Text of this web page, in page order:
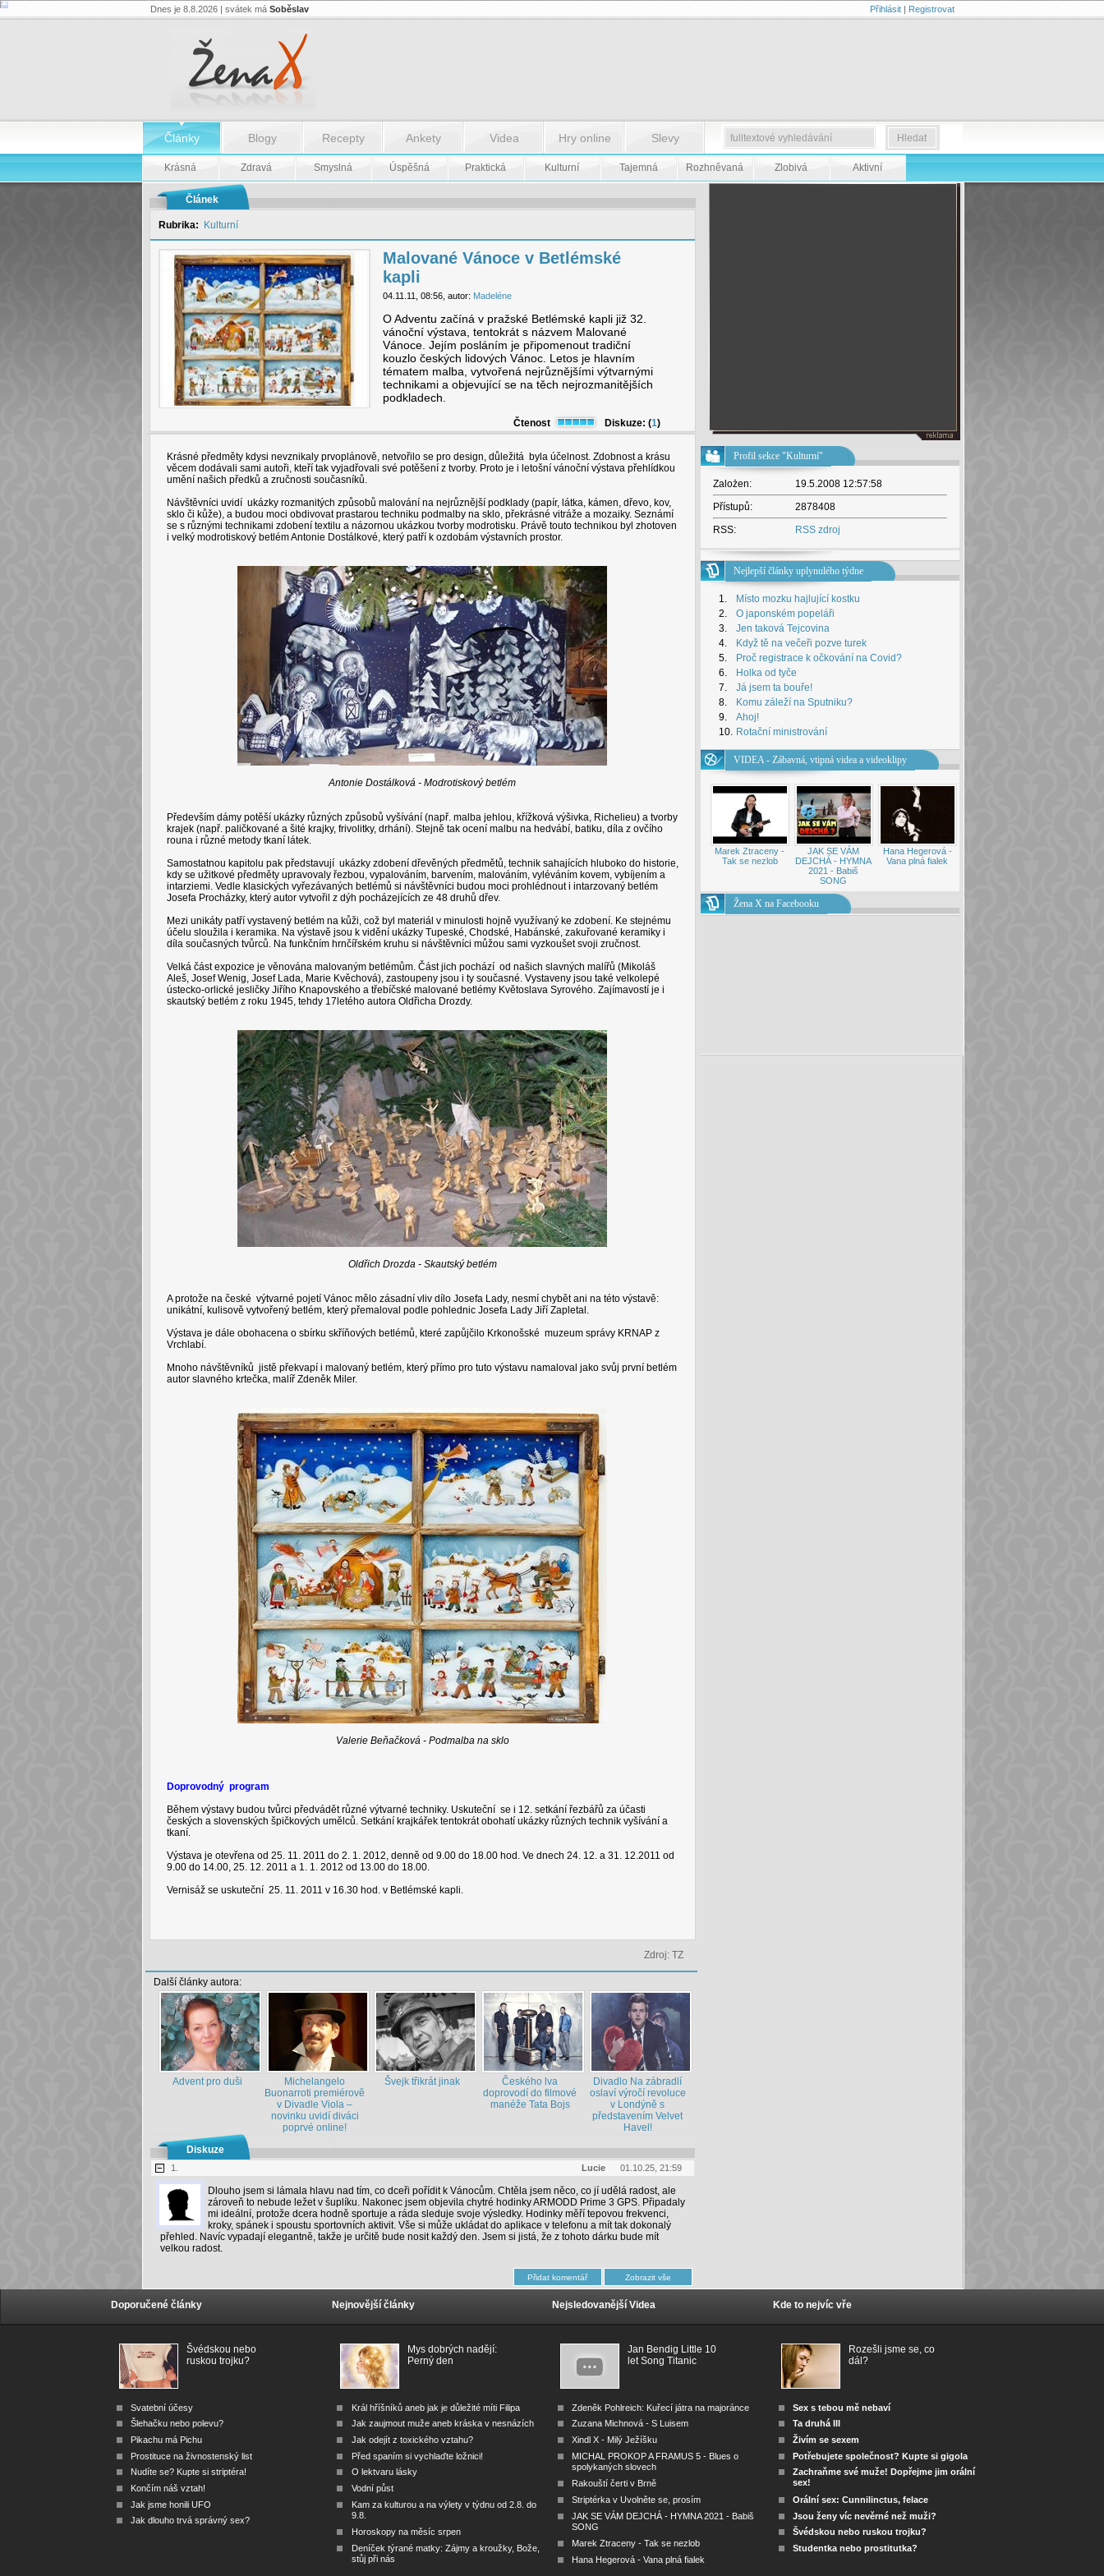
Malované
v
Dnes je 8.8.2026 | svátek má Soběslav Přihlásit| Registrovat
Články Blogy Recepty Ankety Videa Hry online Slevy
Krásná Zdravá Smyslná Úspěšná Praktická Kulturní Tajemná Rozhněvaná Zlobivá Aktivní
Článek
Rubrika: Kulturní
Malované Vánoce v Betlémské
kapli
04.11.11, 08:56, autor: Madeléne
O Adventu začíná v pražské Betlémské kapli již 32.
vánoční výstava, tentokrát s názvem Malované
Vánoce. Jejím posláním je připomenout tradiční
kouzlo českých lidových Vánoc. Letos je hlavním
tématem malba, vytvořená nejrůznějšími výtvarnými
technikami a objevující se na těch nejrozmanitějších
podkladech.
Čtenost Diskuze: (1)
Krásné předměty kdysi nevznikaly prvoplánově, netvořilo se pro design, důležitá byla účelnost. Zdobnost a krásu
věcem dodávali sami autoři, kteří tak vyjadřovali své potěšení z tvorby. Proto je i letošní vánoční výstava přehlídkou
umění našich předků a zručnosti současníků.
Návštěvníci uvidí ukázky rozmanitých způsobů malování na nejrůznější podklady (papír, látka, kámen, dřevo, kov,
sklo či kůže), a budou moci obdivovat prastarou techniku podmalby na sklo, překrásné vitráže a mozaiky. Seznámí
se s různými technikami zdobení textilu a názornou ukázkou tvorby modrotisku. Právě touto technikou byl zhotoven
i velký modrotiskový betlém Antonie Dostálkové, který patří k ozdobám výstavních prostor.
Antonie Dostálková - Modrotiskový betlém
Především dámy potěší ukázky různých způsobů vyšívání (např. malba jehlou, křížková výšivka, Richelieu) a tvorby
krajek (např. paličkované a šité krajky, frivolitky, drhání). Stejně tak ocení malbu na hedvábí, batiku, díla z ovčího
rouna i různé metody tkaní látek.
Samostatnou kapitolu pak představují ukázky zdobení dřevěných předmětů, technik sahajících hluboko do historie,
kdy se užitkové předměty upravovaly řezbou, vypalováním, barvením, malováním, vyléváním kovem, vybíjením a
intarziemi. Vedle klasických vyřezávaných betlémů si návštěvníci budou moci prohlédnout i intarzovaný betlém
Josefa Procházky, který autor vytvořil z dýh pocházejících ze 48 druhů dřev.
Mezi unikáty patří vystavený betlém na kůži, což byl materiál v minulosti hojně využívaný ke zdobení. Ke stejnému
účelu sloužila i keramika. Na výstavě jsou k vidění ukázky Tupeské, Chodské, Habánské, zakuřované keramiky i
díla současných tvůrců. Na funkčním hrnčířském kruhu si návštěvníci můžou sami vyzkoušet svoji zručnost.
Velká část expozice je věnována malovaným betlémům. Část jich pochází od našich slavných malířů (Mikoláš
Aleš, Josef Wenig, Josef Lada, Marie Kvěchová), zastoupeny jsou i ty současné. Vystaveny jsou také velkolepé
ústecko-orlické jesličky Jiřího Knapovského a třebíčské malované betlémy Květoslava Syrového. Zajímavostí je i
skautský betlém z roku 1945, tehdy 17letého autora Oldřicha Drozdy.
Oldřich Drozda - Skautský betlém
A protože na české výtvarné pojetí Vánoc mělo zásadní vliv dílo Josefa Lady, nesmí chybět ani na této výstavě:
unikátní, kulisově vytvořený betlém, který přemaloval podle pohlednic Josefa Lady Jiří Zapletal.
Výstava je dále obohacena o sbírku skříňových betlémů, které zapůjčilo Krkonošské muzeum správy KRNAP z
Vrchlabí.
Mnoho návštěvníků jistě překvapí i malovaný betlém, který přímo pro tuto výstavu namaloval jako svůj první betlém
autor slavného krtečka, malíř Zdeněk Miler.
Valerie Beňačková - Podmalba na sklo
Doprovodný program
Během výstavy budou tvůrci předvádět různé výtvarné techniky. Uskuteční se i 12. setkání řezbářů za účasti
českých a slovenských špičkových umělců. Setkání krajkářek tentokrát obohatí ukázky různých technik vyšívání a
tkaní.
Výstava je otevřena od 25. 11. 2011 do 2. 1. 2012, denně od 9.00 do 18.00 hod. Ve dnech 24. 12. a 31. 12.2011 od
9.00 do 14.00, 25. 12. 2011 a 1. 1. 2012 od 13.00 do 18.00.
Vernisáž se uskuteční 25. 11. 2011 v 16.30 hod. v Betlémské kapli.
Zdroj: TZ
Další články autora:
Advent pro duši
Michelangelo
Buonarroti premiérově
v Divadle Viola –
novinku uvidí diváci
poprvé online!
Švejk třikrát jinak
Českého lva
doprovodí do filmové
manéže Tata Bojs
Divadlo Na zábradlí
oslaví výročí revoluce
v Londýně s
představením Velvet
Havel!
Diskuze
Lucie 01.10.25, 21:59
1.
Dlouho jsem si lámala hlavu nad tím, co dceři pořídit k Vánocům. Chtěla jsem něco, co jí udělá radost, ale
zároveň to nebude ležet v šuplíku. Nakonec jsem objevila chytré hodinky ARMODD Prime 3 GPS. Připadaly
mi ideální, protože dcera hodně sportuje a ráda sleduje svoje výsledky. Hodinky měří tepovou frekvenci,
kroky, spánek i spoustu sportovních aktivit. Vše si může ukládat do aplikace v telefonu a mít tak dokonalý
přehled. Navíc vypadají elegantně, takže je určitě bude nosit každý den. Jsem si jistá, že z tohoto dárku bude mít
velkou radost.
Profil sekce "Kulturní"
Založen:
19.5.2008 12:57:58
Přístupů:
2878408
RSS:
RSS zdroj
Nejlepší články uplynulého týdne
1.
Místo mozku hajlující kostku
2.
O japonském popeláři
3.
Jen taková Tejcovina
4.
Když tě na večeři pozve turek
5.
Proč registrace k očkování na Covid?
6.
Holka od tyče
7.
Já jsem ta bouře!
8.
Komu záleží na Sputniku?
9.
Ahoj!
10. Rotační ministrování
VIDEA - Zábavná, vtipná videa a videoklipy
Hana Hegerová -
Vana plná fialek
JAK SE VÁM
DEJCHÁ - HYMNA
2021 - Babiš
SONG
Marek Ztraceny -
Tak se nezlob
Žena X na Facebooku
Doporučené články
Švédskou nebo
ruskou trojku?
Svatební účesy
Šlehačku nebo polevu?
Pikachu má Pichu
Prostituce na živnostenský list
Nudíte se? Kupte si striptéra!
Končím náš vztah!
Jak jsme honili UFO
Jak dlouho trvá správný sex?
Nejnovější články
Mys dobrých nadějí:
Perný den
Král hříšníků aneb jak je důležité míti Filipa
Jak zaujmout muže aneb kráska v nesnázích
Jak odejít z toxického vztahu?
Před spaním si vychlaďte ložnici!
O lektvaru lásky
Vodní půst
Kam za kulturou a na výlety v týdnu od 2.8. do
9.8.
Horoskopy na měsíc srpen
Deníček týrané matky: Zájmy a kroužky, Bože,
stůj při nás
Nejsledovanější Videa
Jan Bendig Little 10
let Song Titanic
Zdeněk Pohlreich: Kuřecí játra na majoránce
Zuzana Michnová - S Luisem
Xindl X - Milý Ježíšku
MICHAL PROKOP A FRAMUS 5 - Blues o
spolykaných slovech
Rakouští čerti v Brně
Striptérka v Uvolněte se, prosím
JAK SE VÁM DEJCHÁ - HYMNA 2021 - Babiš
SONG
Marek Ztraceny - Tak se nezlob
Hana Hegerová - Vana plná fialek
Kde to nejvíc vře
Rozešli jsme se, co
dál?
Sex s tebou mě nebaví
Ta druhá III
Živím se sexem
Potřebujete společnost? Kupte si gigola
Zachraňme své muže! Dopřejme jim orální
sex!
Orální sex: Cunnilinctus, felace
Jsou ženy víc nevěrné než muži?
Švédskou nebo ruskou trojku?
Studentka nebo prostitutka?